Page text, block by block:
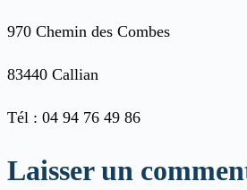
970 Chemin des Combes
83440 Callian
Tél : 04 94 76 49 86
Laisser un